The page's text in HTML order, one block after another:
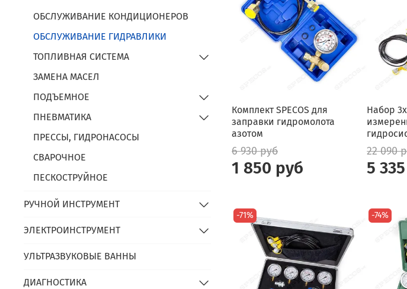
Комплект SPECOS для
заправки гидромолота
азотом
6 930 руб
1 850 руб
Набор
22 090
5
-71% -74%
ОБСЛУЖИВАНИЕ КОНДИЦИОНЕРОВ
ОБСЛУЖИВАНИЕ ГИДРАВЛИКИ
ТОПЛИВНАЯ СИСТЕМА
ЗАМЕНА МАСЕЛ
ПОДЪЕМНОЕ
ПНЕВМАТИКА
ПРЕССЫ, ГИДРОНАСОСЫ
СВАРОЧНОЕ
ПЕСКОСТРУЙНОЕ
РУЧНОЙ ИНСТРУМЕНТ
ЭЛЕКТРОИНСТРУМЕНТ
УЛЬТРАЗВУКОВЫЕ ВАННЫ
ДИАГНОСТИКА